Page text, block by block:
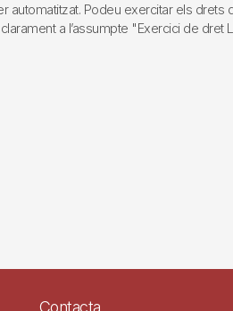
Podeu exercitar els drets
a l’assumpte "Exercici de dret
Contacta